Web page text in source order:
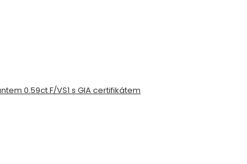
0.59ct F/VS1 s GIA certifikátem